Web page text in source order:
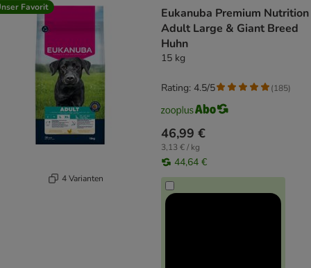
Favorit
4 Varianten
Eukanuba Premium Nutrition
Adult Large & Giant Breed
Huhn
15 kg
46,99 €
3,13 € / kg
44,64 €
Rating: 4.5/5 (185)